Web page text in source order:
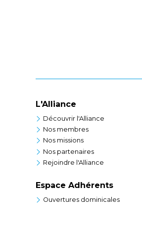
L'Alliance
Découvrir l'Alliance
Nos membres
Nos missions
Nos partenaires
Rejoindre l'Alliance
Espace Adhérents
Ouvertures dominicales